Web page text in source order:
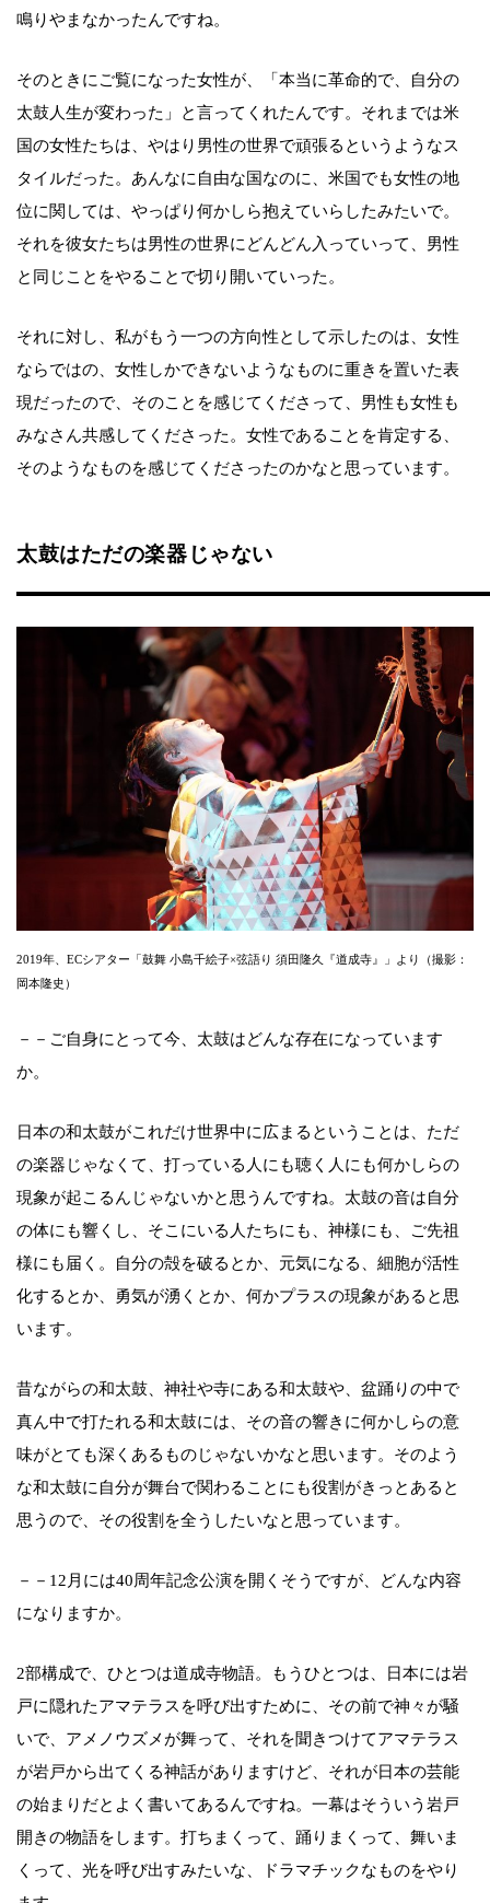
鳴りやまなかったんですね。
そのときにご覧になった女性が、「本当に革命的で、自分の
太鼓人生が変わった」と言ってくれたんです。それまでは米
国の女性たちは、やはり男性の世界で頑張るというようなス
タイルだった。あんなに自由な国なのに、米国でも女性の地
位に関しては、やっぱり何かしら抱えていらしたみたいで。
それを彼女たちは男性の世界にどんどん入っていって、男性
と同じことをやることで切り開いていった。
それに対し、私がもう一つの方向性として示したのは、女性
ならではの、女性しかできないようなものに重きを置いた表
現だったので、そのことを感じてくださって、男性も女性も
みなさん共感してくださった。女性であることを肯定する、
そのようなものを感じてくださったのかなと思っています。
太鼓はただの楽器じゃない
2019年、ECシアター「鼓舞 小島千絵子×弦語り 須田隆久『道成寺』」より（撮影：
岡本隆史）
－－ご自身にとって今、太鼓はどんな存在になっています
か。
日本の和太鼓がこれだけ世界中に広まるということは、ただ
の楽器じゃなくて、打っている人にも聴く人にも何かしらの
現象が起こるんじゃないかと思うんですね。太鼓の音は自分
の体にも響くし、そこにいる人たちにも、神様にも、ご先祖
様にも届く。自分の殻を破るとか、元気になる、細胞が活性
化するとか、勇気が湧くとか、何かプラスの現象があると思
います。
昔ながらの和太鼓、神社や寺にある和太鼓や、盆踊りの中で
真ん中で打たれる和太鼓には、その音の響きに何かしらの意
味がとても深くあるものじゃないかなと思います。そのよう
な和太鼓に自分が舞台で関わることにも役割がきっとあると
思うので、その役割を全うしたいなと思っています。
－－12月には40周年記念公演を開くそうですが、どんな内容
になりますか。
2部構成で、ひとつは道成寺物語。もうひとつは、日本には岩
戸に隠れたアマテラスを呼び出すために、その前で神々が騒
いで、アメノウズメが舞って、それを聞きつけてアマテラス
が岩戸から出てくる神話がありますけど、それが日本の芸能
の始まりだとよく書いてあるんですね。一幕はそういう岩戸
開きの物語をします。打ちまくって、踊りまくって、舞いま
くって、光を呼び出すみたいな、ドラマチックなものをやり